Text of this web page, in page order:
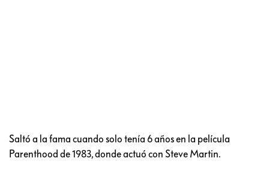
Saltó a la fama cuando solo tenía 6 años en la película
Parenthood de 1983, donde actuó con Steve Martin.